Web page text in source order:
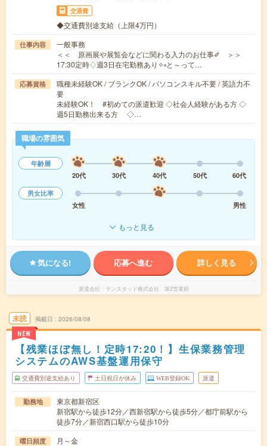
交通費
◆交通費別途支給（上限4万円）
仕事内容
一般事務
＜＜ 原画展や展覧会などに関わる入力のお仕事✐ ＞＞
17:30定時♢週3日在宅勤務あり✧▫︎と～って…
応募資格
職種未経験OK / ブランクOK / パソコンスキル不要 / 英語力不
要
未経験OK！ #初めての派遣歓迎 ◇社会人経験がある方 ◇
週5日勤務出来る方 ◇…
職場の雰囲気
年齢層
20代
30代 40代 50代
60代
男女比率
女性
男性
もっと見る
気になる! 応募へ進む 詳しく見る
派遣会社 ランスタッド株式会社 第2営業部
未読
NEW
掲載日 2026/08/08
【残業ほぼ無し！定時17:20！】生保業務管理
システムのAWS基盤運用保守
交通費別途支給あり 土日祝日が休み WEB登録OK 派遣
勤務地
東京都新宿区
新宿駅から徒歩12分／西新宿駅から徒歩5分／都庁前駅から
徒歩7分／新宿西口駅から徒歩10分
曜日頻度 月～金